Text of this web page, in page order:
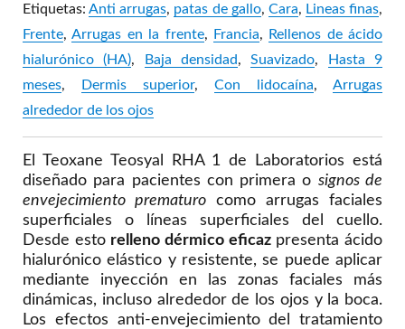
El Teoxane Teosyal RHA 1 de Laboratorios está
diseñado para pacientes con primera o signos de
envejecimiento prematuro como arrugas faciales
superficiales o líneas superficiales del cuello.
Desde esto relleno dérmico eficazpresenta ácido
hialurónico elástico y resistente, se puede aplicar
mediante inyección en las zonas faciales más
dinámicas, incluso alrededor de los ojos y la boca.
Los efectos anti-envejecimiento del tratamiento
Etiquetas:Anti arrugas, patas de gallo, Cara, Lineas finas,
Frente,Arrugas en la frente, Francia,
Rellenos de ácido
hialurónico (HA), Baja densidad,Suavizado,
Hasta 9
meses, Dermis superior, Con lidocaína, Arrugas
alrededor de los ojos